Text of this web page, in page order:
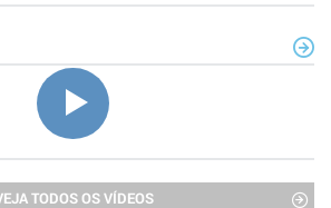
TODOS OS VÍDEOS